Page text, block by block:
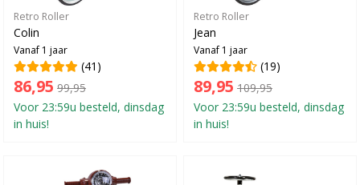
Retro Roller
Colin
Vanaf 1 jaar
(41)
86,95 99,95
Voor 23:59u besteld, dinsdag
in huis!
Retro Roller
Jean
Vanaf 1 jaar
(19)
89,95 109,95
Voor 23:59u besteld, dinsdag
in huis!